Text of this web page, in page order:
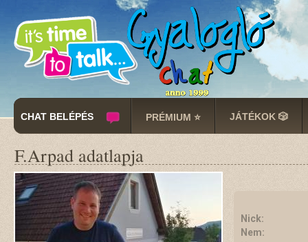
CHAT BELÉPÉS PRÉMIUM ⭐ JÁTÉKOK 🎲
F.Arpad adatlapja
Nick:
Nem: